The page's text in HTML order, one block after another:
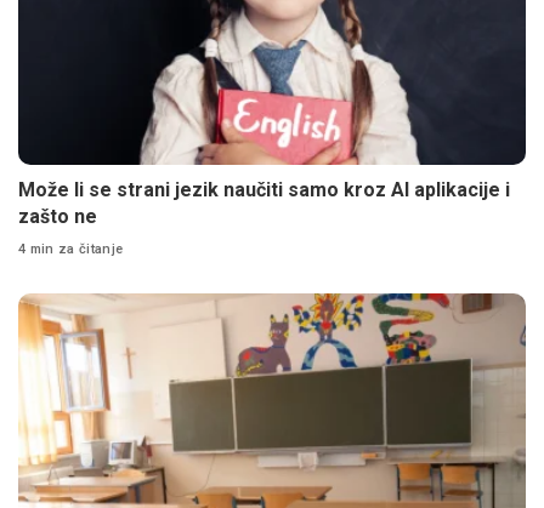
Može li se strani jezik naučiti samo kroz AI aplikacije i
zašto ne
4 min za čitanje